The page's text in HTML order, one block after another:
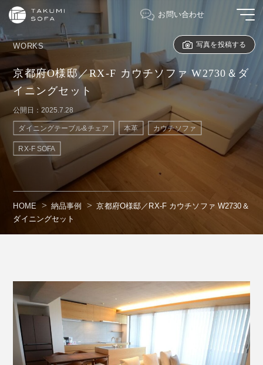
お問い合わせ
WORKS
京都府O様邸／RX-F カウチソファ W2730＆ダ
イニングセット
公開日：2025.7.28
ダイニングテーブル&チェア 本革 カウチソファ
RX-F SOFA
HOME 納品事例
京都府O様邸／RX-F カウチソファ W2730＆
ダイニングセット
写真を投稿する